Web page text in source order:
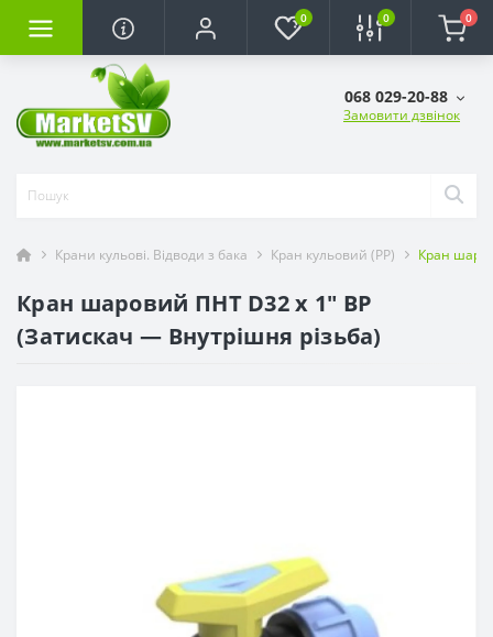
0 0 0
068 029-20-88
Замовити дзвінок
Крани кульові. Відводи з бака Кран кульовий (РР) Кран
Кран шаровий ПНТ D32 х 1" ВР
(Затискач — Внутрішня різьба)